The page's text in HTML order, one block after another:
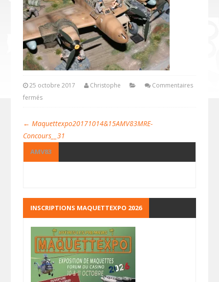
25 octobre 2017 Christophe
Commentaires
fermés
← Maquettexpo20171014&15AMV83MRE-
Concours__31
AMV83
INSCRIPTIONS MAQUETTEXPO 2026